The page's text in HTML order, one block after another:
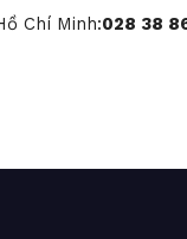
Chí Minh:028 38